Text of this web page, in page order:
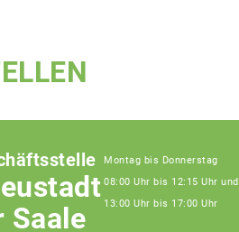
Saale
Montag bis Donnerstag
08:00 Uhr bis 12:15 Uhr und
13:00 Uhr bis 17:00 Uhr